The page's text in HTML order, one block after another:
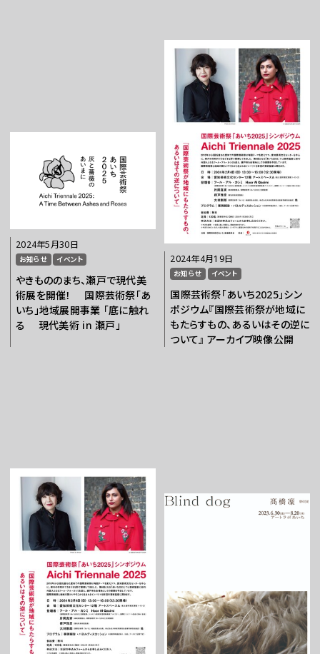
2024年5月30日
お知らせ イベント
やきもののまち、瀬戸で現代美
術展を開催！ 国際芸術祭「あ
いち」地域展開事業 「底に触れ
る 現代美術 in 瀬戸」
2024年4月19日
お知らせ イベント
国際芸術祭「あいち2025」シン
ポジウム『国際芸術祭が地域に
もたらすもの、あるいはその逆に
ついて』 アーカイブ映像公開